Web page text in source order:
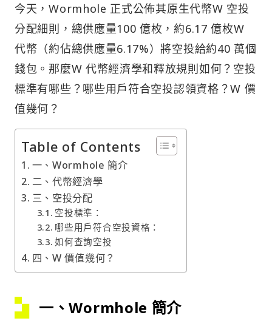
今天，Wormhole 正式公佈其原生代幣W 空投
分配細則，總供應量100 億枚，約6.17 億枚W
代幣（約佔總供應量6.17%）將空投給約40 萬個
錢包。那麼W 代幣經濟學和釋放規則如何？空投
標準有哪些？哪些用戶符合空投認領資格？W 價
值幾何？
Table of Contents
一、Wormhole 簡介
二、代幣經濟學
三、空投分配
空投標準：
哪些用戶符合空投資格：
如何查詢空投
四、W 價值幾何？
一、Wormhole 簡介